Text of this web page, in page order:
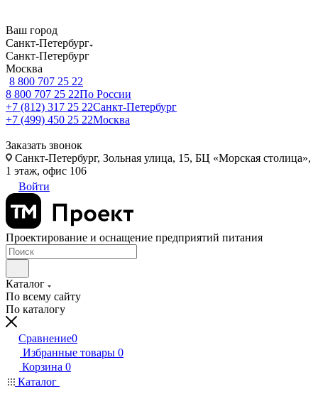
Ваш город
Санкт-Петербург
Санкт-Петербург
Москва
8 800 707 25 22
8 800 707 25 22По России
+7 (812) 317 25 22Санкт-Петербург
+7 (499) 450 25 22Москва
Заказать звонок
Санкт-Петербург, Зольная улица, 15, БЦ «Морская столица»,
1 этаж, офис 106
Войти
Проектирование и оснащение предприятий питания
Каталог
По всему сайту
По каталогу
Сравнение0
Избранные товары 0
Корзина 0
Каталог